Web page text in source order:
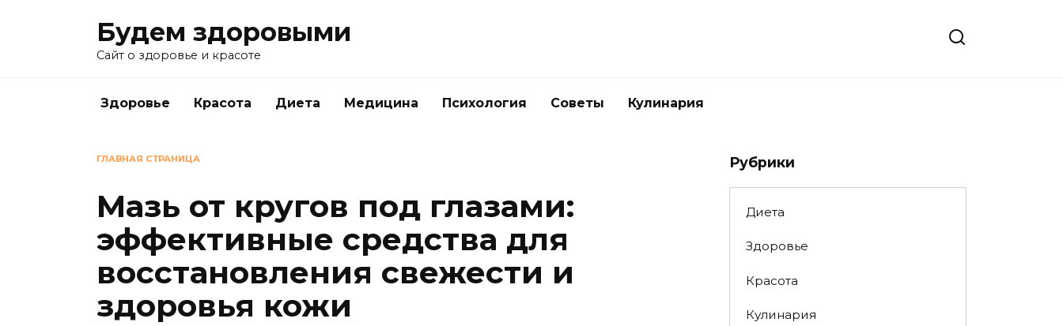
Будем здоровыми
Сайт о здоровье и красоте
Здоровье Красота Диета Медицина Психология Советы Кулинария
ГЛАВНАЯ СТРАНИЦА
Мазь от кругов под глазами:
эффективные средства для
восстановления свежести и
здоровья кожи
Рубрики
Диета
Здоровье
Красота
Кулинария